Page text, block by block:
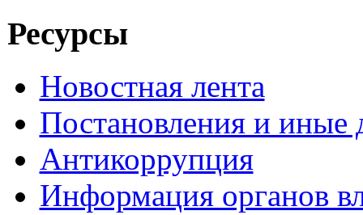
Ресурсы
Новостная лента
Постановления и иные
Антикоррупция
Информация органов